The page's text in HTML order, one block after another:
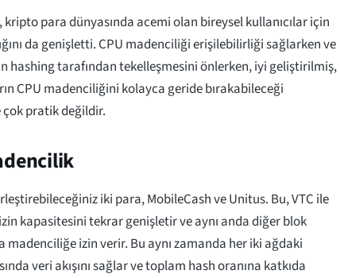
para dünyasında acemi olan bireysel kullanıcılar için
da genişletti. CPU madenciliği erişilebilirliği sağlarken ve
hashing tarafından tekelleşmesini önlerken, iyi geliştirilmiş,
CPU madenciliğini kolayca geride bırakabileceği
pratik değildir.
iki para, MobileCash ve Unitus. Bu, VTC ile
kapasitesini tekrar genişletir ve aynı anda diğer blok
izin verir. Bu aynı zamanda her iki ağdaki
veri akışını sağlar ve toplam hash oranına katkıda